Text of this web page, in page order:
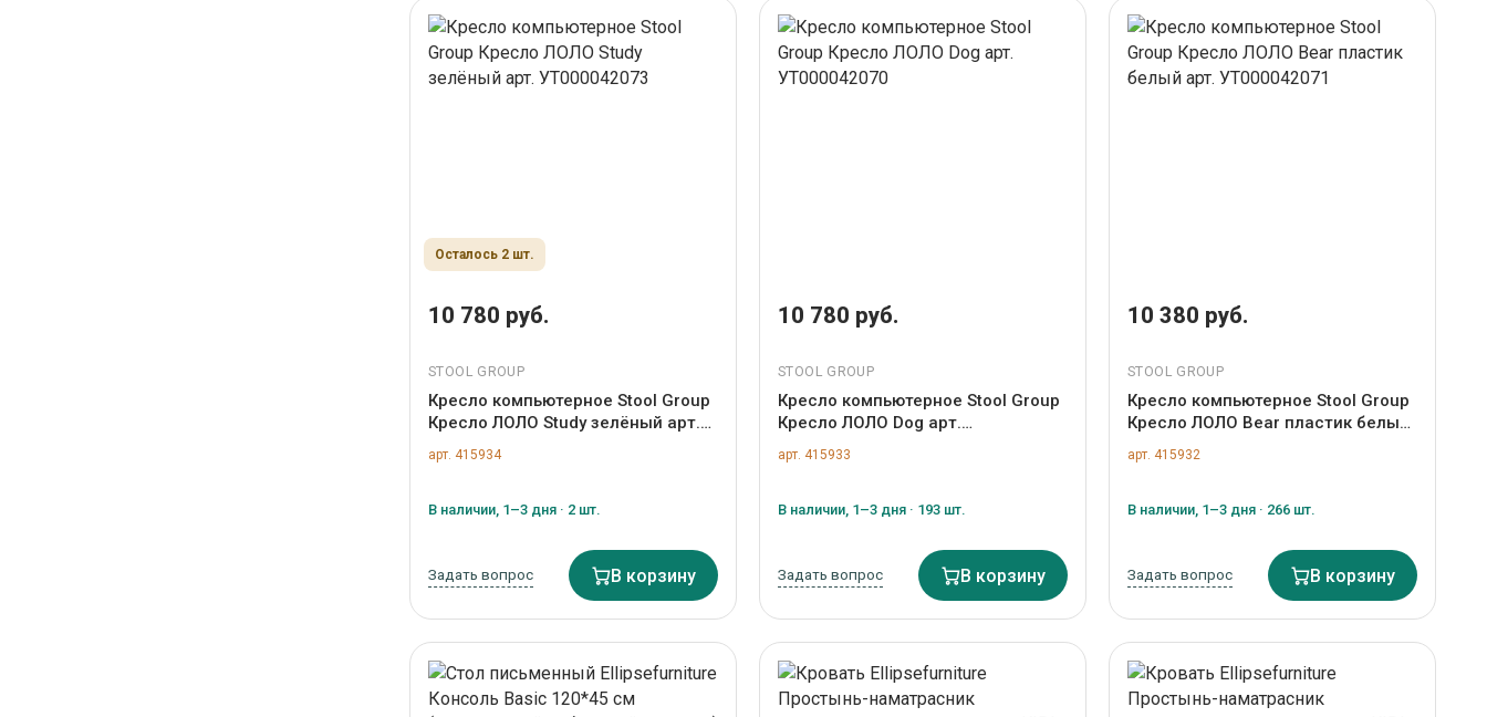
Осталось 2 шт.
10 780 руб.
STOOL GROUP
Кресло компьютерное Stool Group
Кресло ЛОЛО Study зелёный арт.
УТ000042073
арт. 415934
В наличии, 1–3 дня · 2 шт.
Задать вопрос В корзину
10 780 руб.
STOOL GROUP
Кресло компьютерное Stool Group
Кресло ЛОЛО Dog арт.
УТ000042070
арт. 415933
В наличии, 1–3 дня · 193 шт.
Задать вопрос В корзину
10 380 руб.
STOOL GROUP
Кресло компьютерное Stool Group
Кресло ЛОЛО Bear пластик белый
арт. УТ000042071
арт. 415932
В наличии, 1–3 дня · 266 шт.
Задать вопрос В корзину